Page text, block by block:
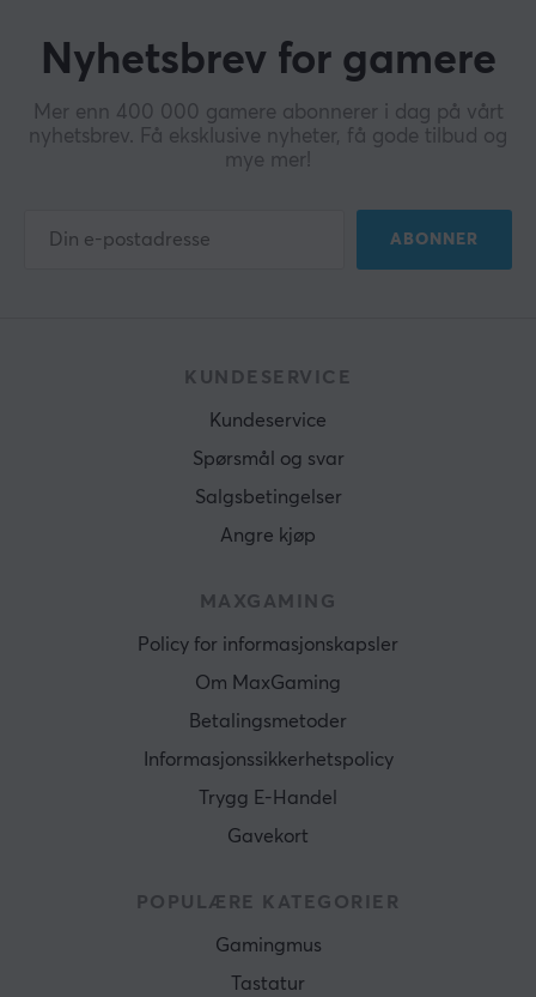
Nyhetsbrev for gamere
Mer enn 400 000 gamere abonnerer i dag på vårt
nyhetsbrev. Få eksklusive nyheter, få gode tilbud og
mye mer!
ABONNER
KUNDESERVICE
Kundeservice
Spørsmål og svar
Salgsbetingelser
Angre kjøp
MAXGAMING
Policy for informasjonskapsler
Om MaxGaming
Betalingsmetoder
Informasjonssikkerhetspolicy
Trygg E-Handel
Gavekort
POPULÆRE KATEGORIER
Gamingmus
Tastatur